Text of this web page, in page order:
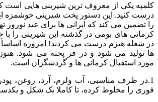
کلمپه یکی از معروف ترین شیرینی هایی است
درست کنید. این دستور پخت شیرینی خوشمزه
را تضمین می کند که ایرانی ها برای عید نوروز
کرمانی های بومی در گذشته این شیرینی را
در شعله هیزم درست می کردند! امروزه
مورد استقبال کرمانی ها و گردشگران است.
1.در ظرف مناسبی، آب ولرم، آرد، روغن،
فوری را مخلوط کرده، تا کاملا یک شکل و